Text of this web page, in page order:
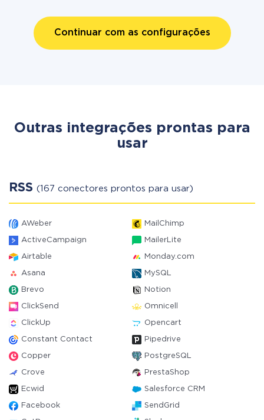
Continuar com as configurações
Outras integrações prontas para
usar
RSS (167 conectores prontos para usar)
AWeber MailChimp
ActiveCampaign MailerLite
Airtable Monday.com
Asana MySQL
Brevo Notion
ClickSend Omnicell
ClickUp Opencart
Constant Contact Pipedrive
Copper PostgreSQL
Crove PrestaShop
Ecwid Salesforce CRM
Facebook SendGrid